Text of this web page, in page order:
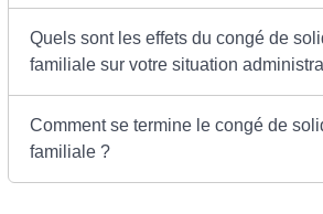
Quels sont les effets du congé de
familiale sur votre situation
Comment se termine le congé de
familiale ?